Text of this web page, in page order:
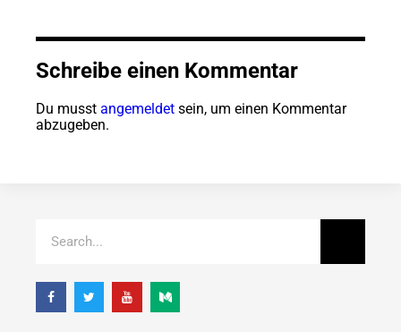
Schreibe einen Kommentar
Du musst angemeldet sein, um einen Kommentar
abzugeben.